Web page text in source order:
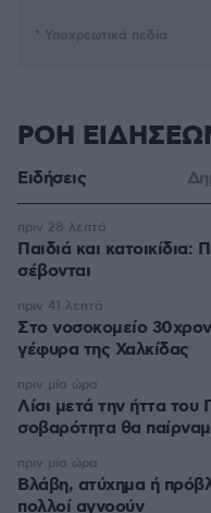
* Υποχρεωτικά πεδία
ΡΟΗ
Ειδήσεις
Παιδιά και
σέβονται
πριν 28 λεπτά
Στο νοσοκομείο
γέφυρα της Χαλκίδας
πριν 41 λεπτά
Λίσι μετά την ήττα
σοβαρότητα θα
πριν μία ώρα
Βλάβη, ατύχημα ή
πολλοί αγνοούν
πριν μία ώρα